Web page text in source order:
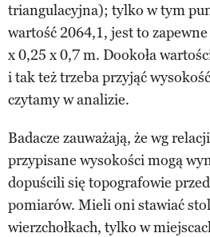
triangulacyjna); tylko w tym
wartość 2064,1, jest to
x 0,25 x 0,7 m. Dookoła
i tak też trzeba przyjąć
czytamy w analizie.
Badacze zauważają, że wg
przypisane wysokości mogą
dopuścili się topografowie
pomiarów. Mieli oni stawiać
wierzchołkach, tylko w